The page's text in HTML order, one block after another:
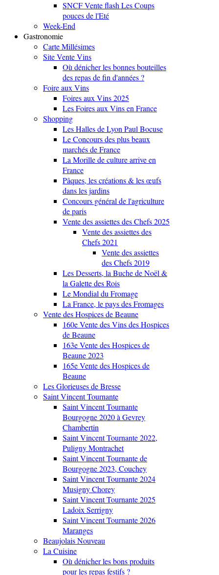
SNCF Vente flash Les Coups
pouces de l'Eté
Week-End
Gastronomie
Carte Millésimes
Site Vente Vins
Où dénicher les bonnes bouteilles
des repas de fin d'années ?
Foire aux Vins
Foires aux Vins 2025
Les Foires aux Vins en France
Shopping
Les Halles de Lyon Paul Bocuse
Le Concours des plus beaux
marchés de France
La Morille de culture arrive en
France
Pâques, les créations & les œufs
dans les jardins
Concours général de l'agriculture
de paris
Vente des assiettes des Chefs 2025
Vente des assiettes des
Chefs 2021
Vente des assiettes
des Chefs 2019
Les Desserts, la Buche de Noël &
la Galette des Rois
Le Mondial du Fromage
La France, le pays des Fromages
Vente des Hospices de Beaune
160e Vente des Vins des Hospices
de Beaune
163e Vente des Hospices de
Beaune 2023
165e Vente des Hospices de
Beaune
Les Glorieuses de Bresse
Saint Vincent Tournante
Saint Vincent Tournante
Bourgogne 2020 à Gevrey
Chambertin
Saint Vincent Tournante 2022,
Puligny Montrachet
Saint Vincent Tournante de
Bourgogne 2023, Couchey
Saint Vincent Tournante 2024
Musigny Chorey
Saint Vincent Tournante 2025
Ladoix Serrigny
Saint Vincent Tournante 2026
Maranges
Beaujolais Nouveau
La Cuisine
Où dénicher les bons produits
pour les repas festifs ?